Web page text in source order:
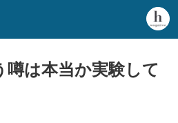
は本当か実験して